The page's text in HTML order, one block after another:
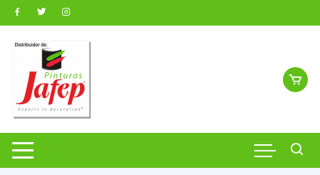
Saltar
al
contenido